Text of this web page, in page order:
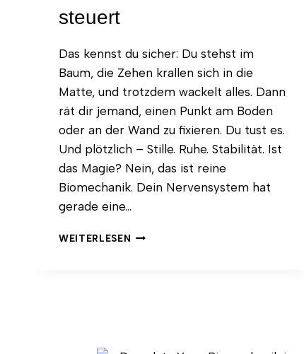
steuert
Das kennst du sicher: Du stehst im
Baum, die Zehen krallen sich in die
Matte, und trotzdem wackelt alles. Dann
rät dir jemand, einen Punkt am Boden
oder an der Wand zu fixieren. Du tust es.
Und plötzlich – Stille. Ruhe. Stabilität. Ist
das Magie? Nein, das ist reine
Biomechanik. Dein Nervensystem hat
gerade eine…
WEITERLESEN AUGEN,